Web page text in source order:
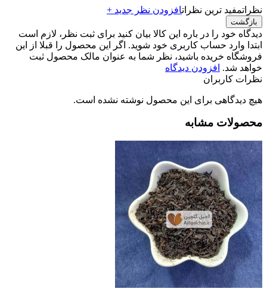
نظراتمفید ترین نظراتافزودن نظر جدید +
بازگشت
دیدگاه خود را در باره این کالا بیان کنید برای ثبت نظر، لازم است
ابتدا وارد حساب کاربری خود شوید. اگر این محصول را قبلا از این
فروشگاه خریده باشید، نظر شما به عنوان مالک محصول ثبت
خواهد شد. افزودن دیدگاه
نظرات کاربران
هیچ دیدگاهی برای این محصول نوشته نشده است.
محصولات مشابه